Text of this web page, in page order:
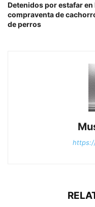
Detenidos por estafar en
compraventa de
de perros